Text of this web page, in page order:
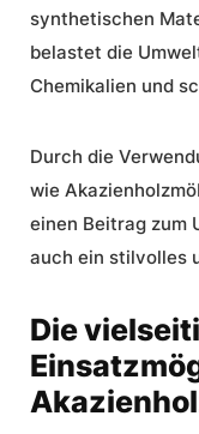
synthetischen
belastet die
Chemikalien und
Durch die
wie
einen Beitrag zum
auch ein stilvolles
Die